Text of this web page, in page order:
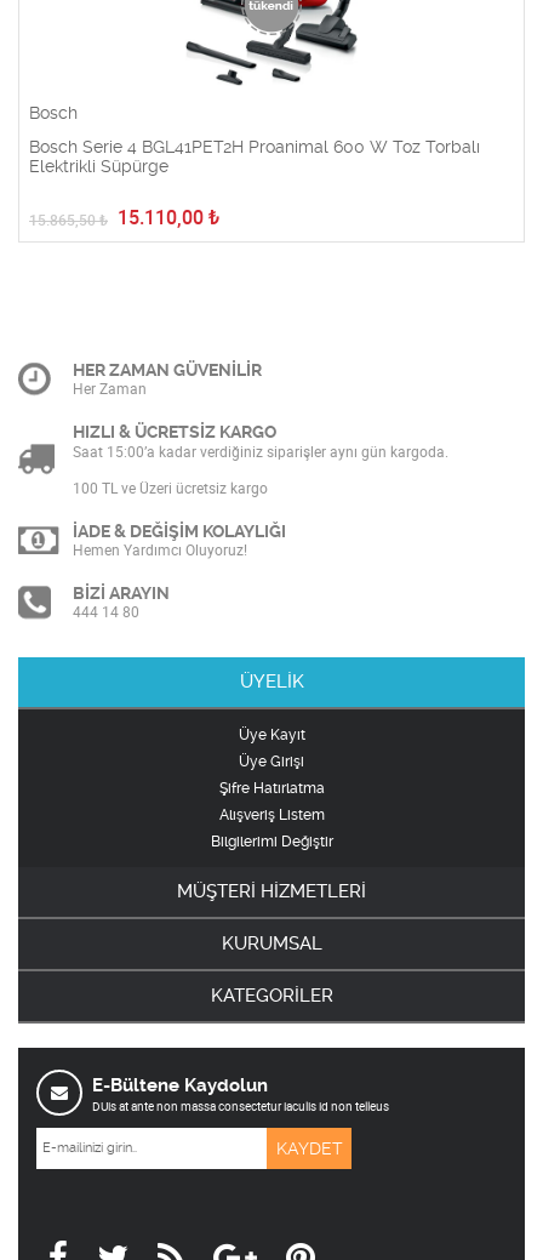
Bosch
Bosch Serie 4 BGL41PET2H Proanimal 600 W Toz Torbalı
Elektrikli Süpürge
15.865,50₺ 15.110,00 ₺
HER ZAMAN GÜVENİLİR
Her Zaman
HIZLI & ÜCRETSİZ KARGO
Saat 15:00’a kadar verdiğiniz siparişler aynı gün kargoda.
100 TL ve Üzeri ücretsiz kargo
İADE & DEĞİŞİM KOLAYLIĞI
Hemen Yardımcı Oluyoruz!
BİZİ ARAYIN
444 14 80
ÜYELİK
Üye Kayıt
Üye Girişi
Şifre Hatırlatma
Alışveriş Listem
Bilgilerimi Değiştir
MÜŞTERİ HİZMETLERİ
KURUMSAL
KATEGORİLER
E-Bültene Kaydolun
DUis at ante non massa consectetur iaculis id non telleus